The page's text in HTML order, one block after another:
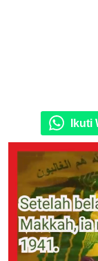
Ikuti